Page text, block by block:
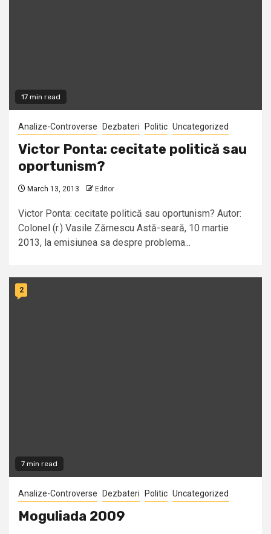
17 min read
Analize-Controverse Dezbateri Politic Uncategorized
Victor Ponta: cecitate politică sau
oportunism?
March 13, 2013 Editor
Victor Ponta: cecitate politică sau oportunism? Autor:
Colonel (r.) Vasile Zărnescu Astă-seară, 10 martie
2013, la emisiunea sa despre problema...
7 min read
2
Analize-Controverse Dezbateri Politic Uncategorized
Moguliada 2009